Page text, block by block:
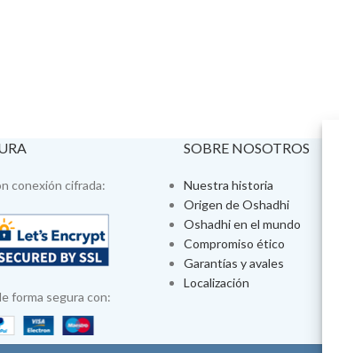
conexión cifrada:
forma segura con:
SOBRE NOSOTROS
Nuestra historia
Origen de Oshadhi
Oshadhi en el mundo
Compromiso ético
Garantías y avales
Localización